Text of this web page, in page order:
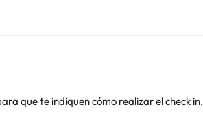
que te indiquen cómo realizar el check in.